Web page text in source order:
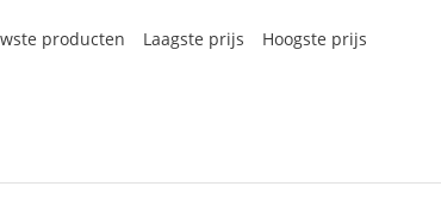
producten Laagste prijs Hoogste prijs